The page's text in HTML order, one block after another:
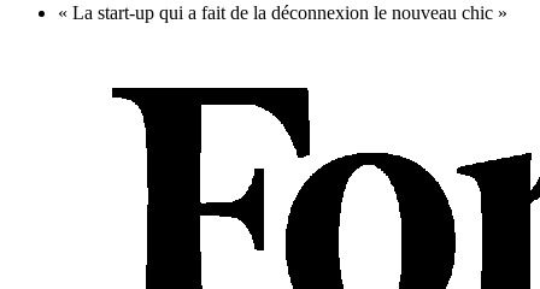
« La start-up qui a fait de la déconnexion le nouveau chic »